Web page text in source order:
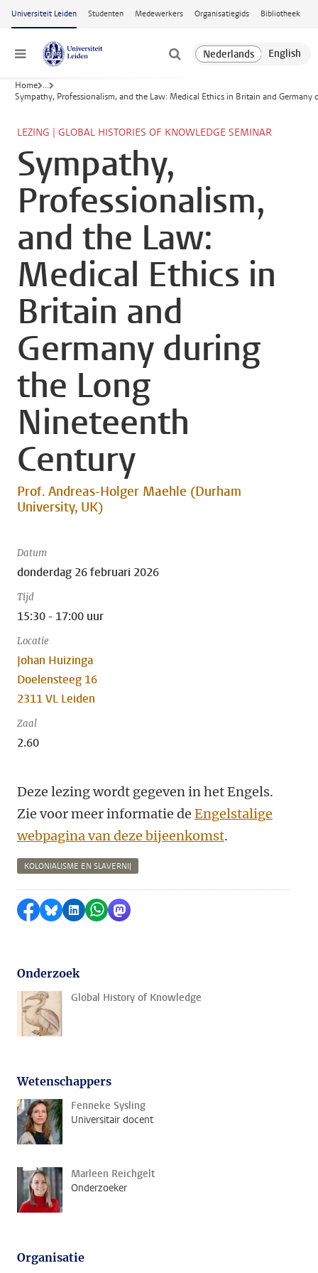
Ga naar hoofdinhoud
Universiteit Leiden Studenten Medewerkers Organisatiegids Bibliotheek
Menu
Home ...
Sympathy, Professionalism, and the Law: Medical Ethics in Britain and
LEZING | GLOBAL HISTORIES OF KNOWLEDGE SEMINAR
Sympathy,
Professionalism,
and the Law:
Medical Ethics in
Britain and
Germany during
the Long
Nineteenth
Century
Prof. Andreas-Holger Maehle (Durham
University, UK)
Datum
donderdag 26 februari 2026
Tijd
15:30 - 17:00 uur
Locatie
Johan Huizinga
Doelensteeg 16
2311 VL Leiden
Zaal
2.60
Deze lezing wordt gegeven in het Engels.
Zie voor meer informatie de Engelstalige
webpagina van deze bijeenkomst.
KOLONIALISME EN SLAVERNIJ
Delen op Facebook
Delen via Bluesky
Delen op LinkedIn
Delen via WhatsApp
Delen via Mastodon
Onderzoek
Global History of Knowledge
Wetenschappers
Fenneke Sysling
Universitair docent
Marleen Reichgelt
Onderzoeker
Organisatie